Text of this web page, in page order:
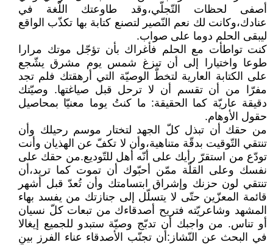
أصفى لحظات التّجلّي،وقد طاوعتك اللّغة في
عنادك،وكانت لك نعم النّصير لتصنع كتابة بها تكذّب الواقع
ليبقى الحلم دوما على صواب.
كنت تواطأت مع الحلم فأغراك بأن تؤجّل موتك مرارا
طوعا واختيارا إلى أن تبزغ شمس يوم مشرق يشّجع
على الكتابة العارية لتخطّ الوصيّة التي أرهقتك فلم تجد
مفرّا من أن تقسم أن لا ترحل قبل صياغتها. وصيّتك
دقيقة عاريّة كما الحقيقة: ما كنتُ يوما معنيّا بمحاصيل
حقول الأوهام.
من حقك أن تبذل كلّ الجهد لتختار موسم رحيلك وأن
تنتقي التّوقيت بدقّة متناهية،وأن لا تكفّ عن الهذيان وأنت
تودّع من استقرّ رأيك على أنّه أهل للتّوديع.من حقك على
نفسك وعلى القلّة ممّن أحبّوك أن تموت كما تريد،أن
تنتقي لون حزنك وإشراق ابتسامتك وأن تُعدّ قبل أشهر
قائمة المعزّين حتّى لا يتسلّل إلى جنازتك من يفسد بهاء
المشهد وشاعريّته فتريح أصدقاءك من تبعات كلّ نسيان
أو تناس. من واجبك أن تدبّج وصيّة ستبدو للجميع إيغالا
في البحث عن النّشاز:أن تجنّب الأصدقاء عناء الفرز بين